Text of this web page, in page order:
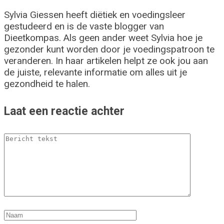
Sylvia Giessen heeft diëtiek en voedingsleer
gestudeerd en is de vaste blogger van
Dieetkompas. Als geen ander weet Sylvia hoe je
gezonder kunt worden door je voedingspatroon te
veranderen. In haar artikelen helpt ze ook jou aan
de juiste, relevante informatie om alles uit je
gezondheid te halen.
Laat een reactie achter